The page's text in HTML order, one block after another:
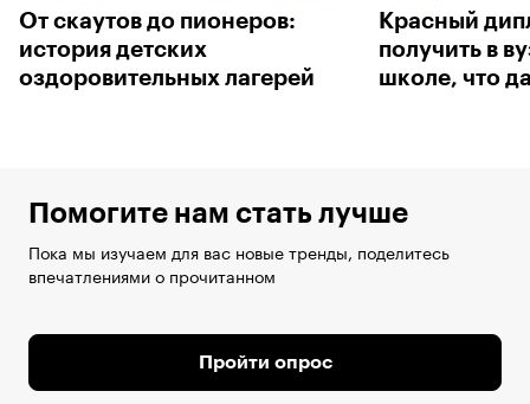
От скаутов до пионеров:
история детских
оздоровительных лагерей
Красный
получить в
школе, что
Помогите нам стать лучше
Пока мы изучаем для вас новые тренды, поделитесь
впечатлениями о прочитанном
Пройти опрос